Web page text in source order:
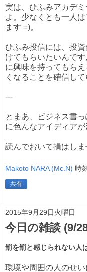
実は、ひふみアカデ
よ。少なくとも一人
ます =)。
ひふみ投信には、投
けてもらいたいんで
に興味を持ってもら
くなることを確信し
---
とまあ、ビジネス書
に色んなアイディアが
読んでおいて損はしま
Makoto NARA (Mc.N) 時
共有
2015年9月29日火曜日
今日の雑談 (9/
罰を罰と感じられない人
環境や周囲の人のせ